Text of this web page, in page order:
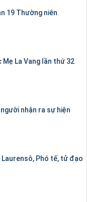
19 Thường niên
La Vang lần thứ 32
nhận ra sự hiện
Laurensô, Phó tế, tử đạo